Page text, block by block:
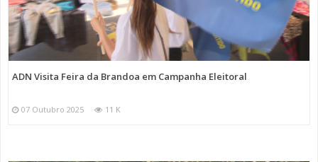
ADN Visita Feira da Brandoa em Campanha Eleitoral
07 Outubro 2025 11 K